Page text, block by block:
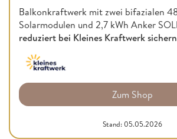
Balkonkraftwerk mit zwei bifazialen
Solarmodulen und 2,7 kWh Anker
reduziert bei Kleines Kraftwerk
Zum Shop
Stand: 05.05.2026